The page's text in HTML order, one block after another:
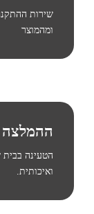
שירות
ומהמוצר
ההמלצה
הטעינה
ואיכותית.